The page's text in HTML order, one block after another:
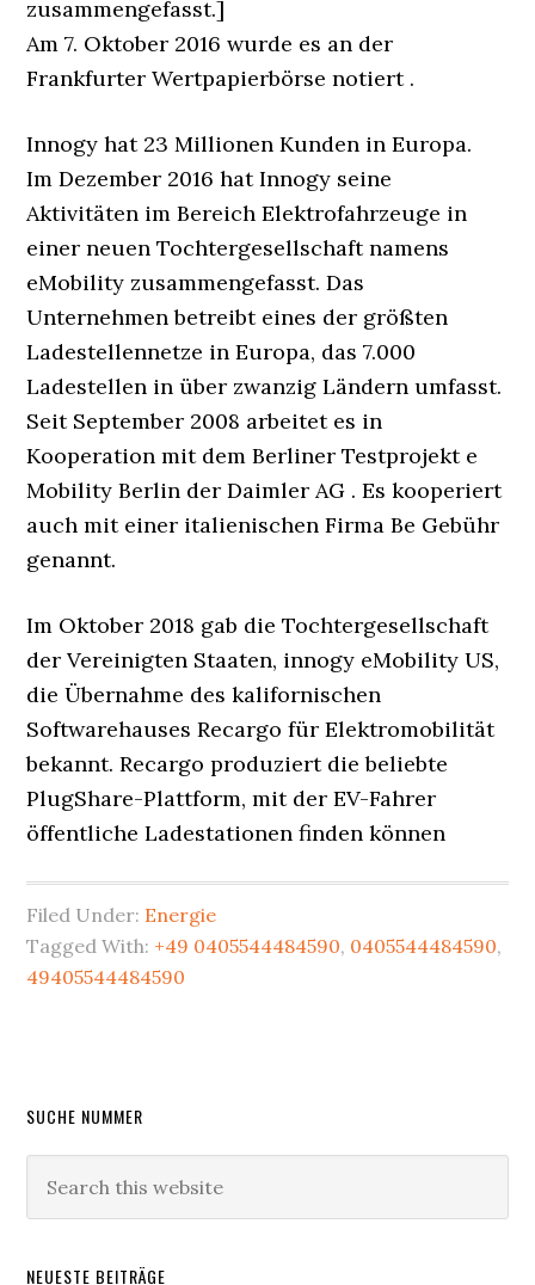
zusammengefasst.]
Am 7. Oktober 2016 wurde es an der
Frankfurter Wertpapierbörse notiert .
Innogy hat 23 Millionen Kunden in Europa.
Im Dezember 2016 hat Innogy seine
Aktivitäten im Bereich Elektrofahrzeuge in
einer neuen Tochtergesellschaft namens
eMobility zusammengefasst. Das
Unternehmen betreibt eines der größten
Ladestellennetze in Europa, das 7.000
Ladestellen in über zwanzig Ländern umfasst.
Seit September 2008 arbeitet es in
Kooperation mit dem Berliner Testprojekt e
Mobility Berlin der Daimler AG . Es kooperiert
auch mit einer italienischen Firma Be Gebühr
genannt.
Im Oktober 2018 gab die Tochtergesellschaft
der Vereinigten Staaten, innogy eMobility US,
die Übernahme des kalifornischen
Softwarehauses Recargo für Elektromobilität
bekannt. Recargo produziert die beliebte
PlugShare-Plattform, mit der EV-Fahrer
öffentliche Ladestationen finden können
Filed Under: Energie
Tagged With: +49 0405544484590, 0405544484590,
49405544484590
Primary
Sidebar
SUCHE NUMMER
this
NEUESTE BEITRÄGE